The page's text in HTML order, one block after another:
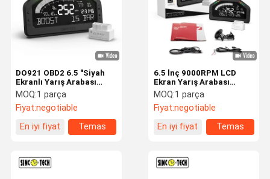
6.5 İnç 9000RPM LCD
Ekran Yarış Arabası
Gösterge Tablosu
MOQ:1 parça
Fiyat:negotiable
En iyi fiyat
Temas
DO921 OBD2 6.5 "Siyah
Ekranlı Yarış Arabası
Gösterge Paneli
MOQ:1 parça
Fiyat:negotiable
En iyi fiyat
Temas